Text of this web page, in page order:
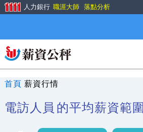
人力銀行 職涯大師 落點分析
首頁 薪資行情
電訪人員 的平均薪資範圍